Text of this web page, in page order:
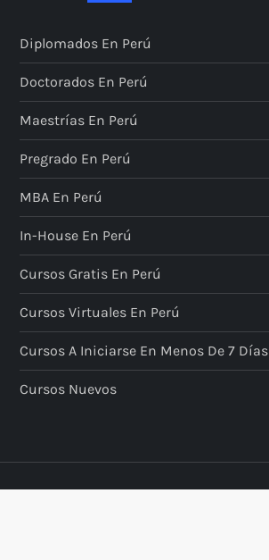
Diplomados En Perú
Doctorados En Perú
Maestrías En Perú
Pregrado En Perú
MBA En Perú
In-House En Perú
Cursos Gratis En Perú
Cursos Virtuales En Perú
Cursos A Iniciarse En Menos De 7 Días
Cursos Nuevos